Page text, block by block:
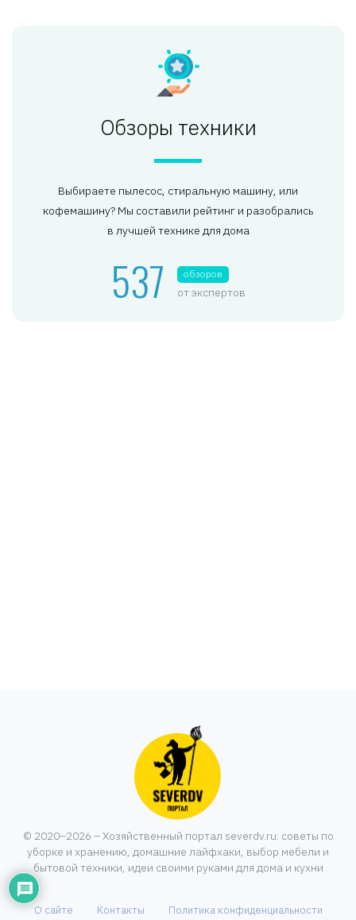
Обзоры техники
Выбираете пылесос, стиральную машину, или
кофемашину? Мы составили рейтинг и разобрались
в лучшей технике для дома
537 обзоров
от экспертов
© 2020–2026 – Хозяйственный портал severdv.ru: советы по
уборке и хранению, домашние лайфхаки, выбор мебели и
бытовой техники, идеи своими руками для дома и кухни
О сайте Контакты Политика конфиденциальности